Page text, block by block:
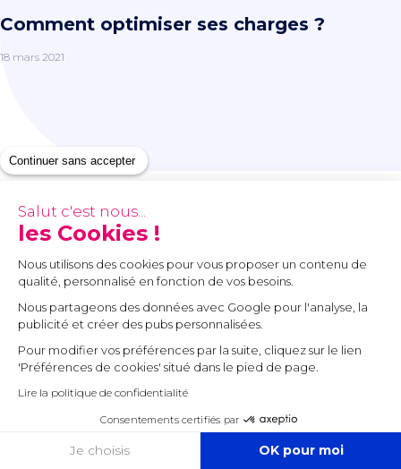
Continuer sans accepter
Salut c'est nous...
les Cookies !
Nous utilisons des cookies pour vous proposer un contenu de
qualité, personnalisé en fonction de vos besoins.
Nous partageons des données avec Google pour l'analyse, la
publicité et créer des pubs personnalisées.
Pour modifier vos préférences par la suite, cliquez sur le lien
'Préférences de cookies' situé dans le pied de page.
Lire la politique de confidentialité
Consentements certifiés par
Je choisis OK pour moi
COOKIES
Comment optimiser ses charges ?
18 mars 2021
Poursuivre sur Numbr
Tous les thèmes
Expertise-comptable
Création d’entreprise
Entrepreneuriat